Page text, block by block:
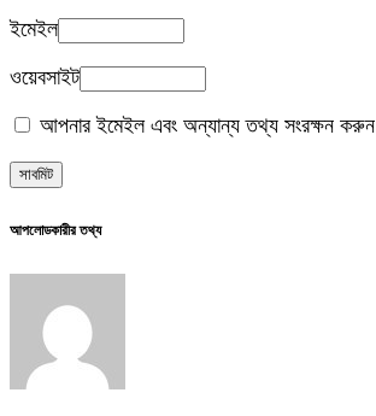
ইমেইল
ওয়েবসাইট
আপনার ইমেইল এবং অন্যান্য তথ্য সংরক্ষন করুন
আপলোডকারীর তথ্য